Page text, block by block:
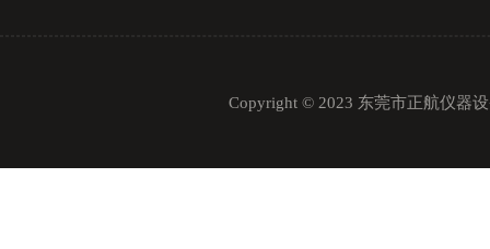
Copyright © 2023 东莞市正航仪器